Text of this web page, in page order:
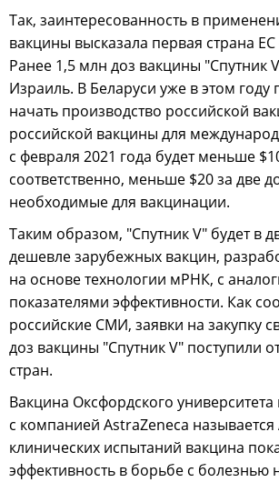
Так, заинтересованность в
вакцины высказала первая страна
Ранее 1,5 млн доз вакцины "Спутник
Израиль. В Беларуси уже в этом году
начать производство российской
российской вакцины для
с февраля 2021 года будет меньше
соответственно, меньше $20 за две
необходимые для вакцинации.
Таким образом, "Спутник V" будет в
дешевле зарубежных вакцин,
на основе технологии мРНК, с
показателями эффективности. Как
российские СМИ, заявки на закупку
доз вакцины "Спутник V" поступили
стран.
Вакцина Оксфордского
с компанией AstraZeneca называется
клинических испытаний вакцина
эффективность в борьбе с болезнью